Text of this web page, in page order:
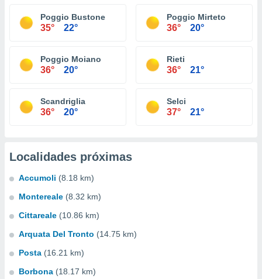
Poggio Bustone
35° 22°
Poggio Mirteto
36° 20°
Poggio Moiano
36° 20°
Rieti
36° 21°
Scandriglia
36° 20°
Selci
37° 21°
Localidades próximas
Accumoli (8.18 km)
Montereale (8.32 km)
Cittareale (10.86 km)
Arquata Del Tronto (14.75 km)
Posta (16.21 km)
Borbona (18.17 km)